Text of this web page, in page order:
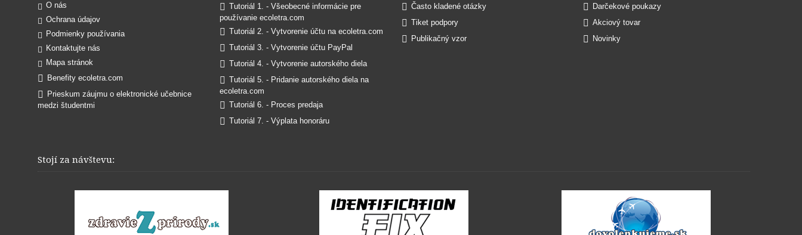
O nás
Ochrana údajov
Podmienky používania
Kontaktujte nás
Mapa stránok
Benefity ecoletra.com
Prieskum záujmu o elektronické učebnice
medzi študentmi
Tutoriál 1. - Všeobecné informácie pre
používanie ecoletra.com
Tutoriál 2. - Vytvorenie účtu na ecoletra.com
Tutoriál 3. - Vytvorenie účtu PayPal
Tutoriál 4. - Vytvorenie autorského diela
Tutoriál 5. - Pridanie autorského diela na
ecoletra.com
Tutoriál 6. - Proces predaja
Tutoriál 7. - Výplata honoráru
Často kladené otázky
Tiket podpory
Publikačný vzor
Darčekové poukazy
Akciový tovar
Novinky
Stojí za návštevu: